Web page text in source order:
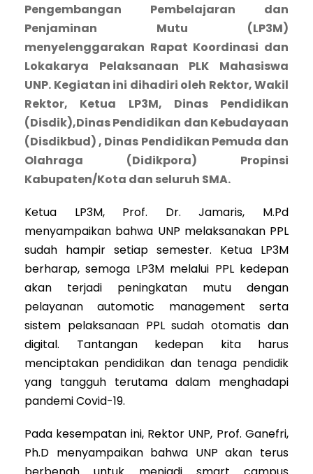
Pengembangan Pembelajaran dan
Penjaminan Mutu (LP3M)
menyelenggarakan Rapat Koordinasi dan
Lokakarya Pelaksanaan PLK Mahasiswa
UNP. Kegiatan ini dihadiri oleh Rektor, Wakil
Rektor, Ketua LP3M, Dinas Pendidikan
(Disdik),Dinas Pendidikan dan Kebudayaan
(Disdikbud) , Dinas Pendidikan Pemuda dan
Olahraga (Didikpora) Propinsi
Kabupaten/Kota dan seluruh SMA.
Ketua LP3M, Prof. Dr. Jamaris, M.Pd
menyampaikan bahwa UNP melaksanakan PPL
sudah hampir setiap semester. Ketua LP3M
berharap, semoga LP3M melalui PPL kedepan
akan terjadi peningkatan mutu dengan
pelayanan automotic management serta
sistem pelaksanaan PPL sudah otomatis dan
digital. Tantangan kedepan kita harus
menciptakan pendidikan dan tenaga pendidik
yang tangguh terutama dalam menghadapi
pandemi Covid-19.
Pada kesempatan ini, Rektor UNP, Prof. Ganefri,
Ph.D menyampaikan bahwa UNP akan terus